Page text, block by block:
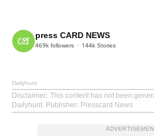
press CARD NEWS
469k followers 144k Stories
Dailyhunt
Disclaimer: This content has not been
Dailyhunt. Publisher: Presscard News